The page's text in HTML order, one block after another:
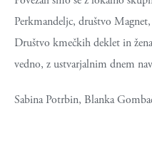
Perkmandeljc, društvo
Društvo kmečkih deklet in
vedno, z ustvarjalnim dnem
Sabina Potrbin, Blanka